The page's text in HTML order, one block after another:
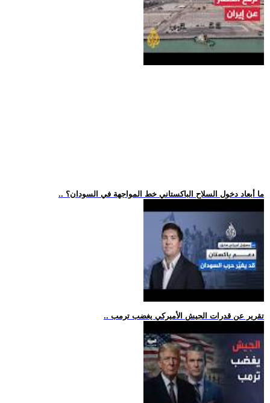
.. ما أبعاد دخول السلاح الباكستاني خط المواجهة في السودان؟
.. تقرير عن قدرات الجيش الأميركي يغضب ترمب